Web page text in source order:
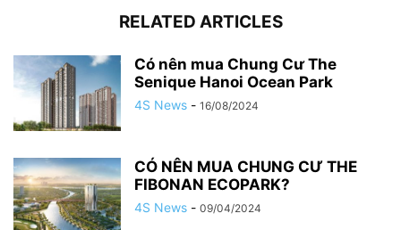
RELATED ARTICLES
Có nên mua Chung Cư The
Senique Hanoi Ocean Park
4S News - 16/08/2024
CÓ NÊN MUA CHUNG CƯ THE
FIBONAN ECOPARK?
4S News - 09/04/2024